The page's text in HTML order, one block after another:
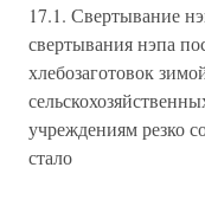
17.1. Свертывание
свертывания нэпа
хлебозаготовок
учреждениям резко
стало